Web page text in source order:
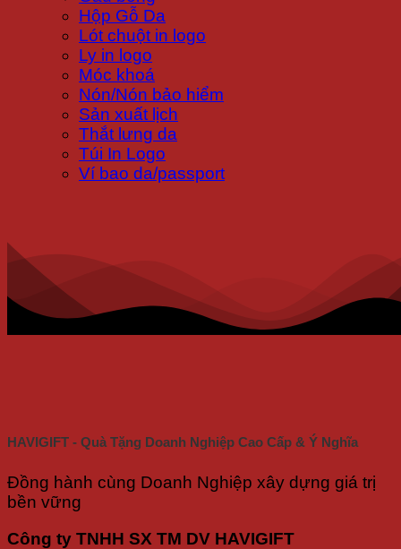
Hộp Gỗ Da
Lót chuột in logo
Ly in logo
Móc khoá
Nón/Nón bảo hiểm
Sản xuất lịch
Thắt lưng da
Túi In Logo
Ví bao da/passport
HAVIGIFT - Quà Tặng Doanh Nghiệp Cao Cấp & Ý Nghĩa
Đồng hành cùng Doanh Nghiệp xây dựng giá trị
bền vững
Công ty TNHH SX TM DV HAVIGIFT